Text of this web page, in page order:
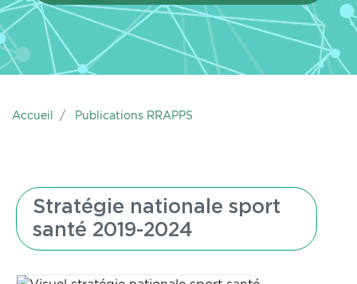
Accueil Publications RRAPPS
Stratégie nationale sport
santé 2019-2024